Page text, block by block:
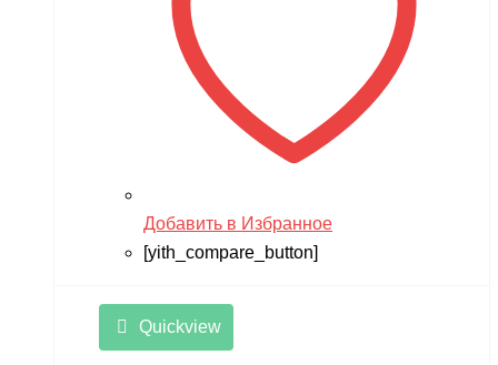
Добавить в Избранное
[yith_compare_button]
Quickview